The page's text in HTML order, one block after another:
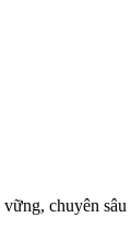
chuyên